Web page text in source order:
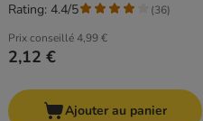
Prix conseillé4,99 €
2,12 €
Rating: 4.4/5 (36)
Ajouter au panier